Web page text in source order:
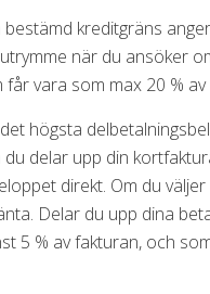
kreditgräns
när du ansöker
får vara som max 20 %
högsta
delar upp din
direkt. Om du
Delar du upp dina
5 % av fakturan, och